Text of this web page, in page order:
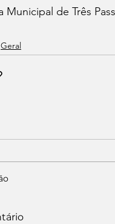
Municipal de Três
Geral